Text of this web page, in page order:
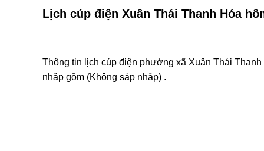
Lịch cúp điện Xuân Thái Thanh Hóa
Thông tin lịch cúp điện phường xã Xuân Thái
nhập gồm (Không sáp nhập) .